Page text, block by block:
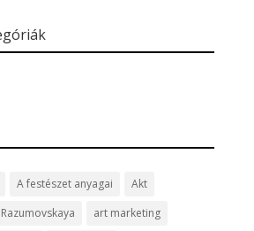
A festészet anyagai
Akt
art marketing